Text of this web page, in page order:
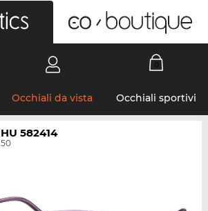
Occhiali da vista Occhiali sportivi
HU 582414
50